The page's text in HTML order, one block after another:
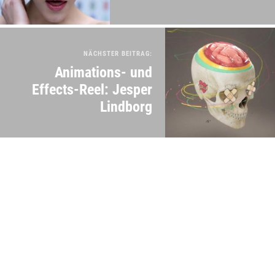
NÄCHSTER BEITRAG:
Animations- und
Effects-Reel: Jesper
Lindborg